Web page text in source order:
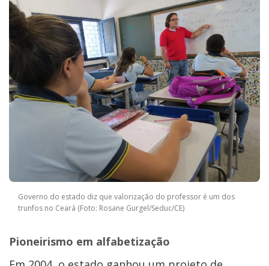
Governo do estado diz que valorização do professor é um dos
trunfos no Ceará (Foto: Rosane Gurgel/Seduc/CE)
Pioneirismo em alfabetização